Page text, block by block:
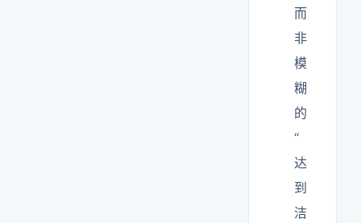
而
非
模
糊
的
“
达
到
洁